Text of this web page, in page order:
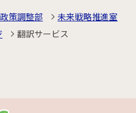
政策調整部
未来戦略推進室
翻訳サービス